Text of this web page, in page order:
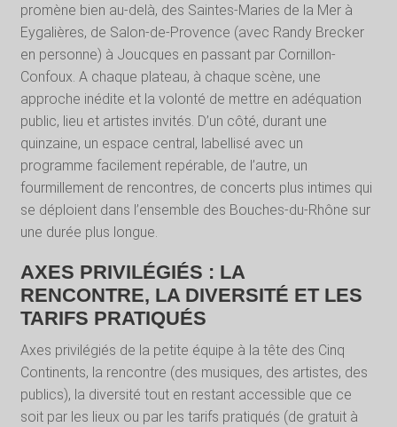
promène bien au-delà, des Saintes-Maries de la Mer à
Eygalières, de Salon-de-Provence (avec Randy Brecker
en personne) à Joucques en passant par Cornillon-
Confoux. A chaque plateau, à chaque scène, une
approche inédite et la volonté de mettre en adéquation
public, lieu et artistes invités. D’un côté, durant une
quinzaine, un espace central, labellisé avec un
programme facilement repérable, de l’autre, un
fourmillement de rencontres, de concerts plus intimes qui
se déploient dans l’ensemble des Bouches-du-Rhône sur
une durée plus longue.
AXES PRIVILÉGIÉS : LA
RENCONTRE, LA DIVERSITÉ ET LES
TARIFS PRATIQUÉS
Axes privilégiés de la petite équipe à la tête des Cinq
Continents, la rencontre (des musiques, des artistes, des
publics), la diversité tout en restant accessible que ce
soit par les lieux ou par les tarifs pratiqués (de gratuit à